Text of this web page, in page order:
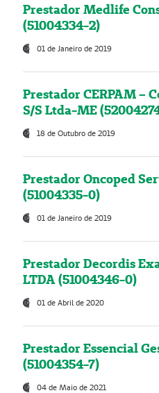
Prestador Medlife
(51004334-2)
01 de Janeiro de 2019
Prestador CERPAM –
S/S Ltda-ME
18 de Outubro de 2019
Prestador Oncoped
(51004335-0)
01 de Janeiro de 2019
Prestador Decordis
LTDA (51004346-0)
01 de Abril de 2020
Prestador Essencial
(51004354-7)
04 de Maio de 2021